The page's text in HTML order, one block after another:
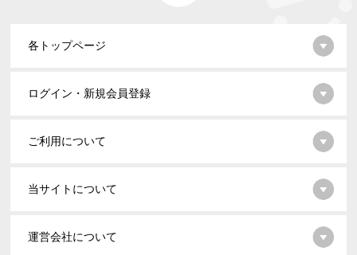
各トップページ
ログイン・新規会員登録
ご利用について
当サイトについて
運営会社について